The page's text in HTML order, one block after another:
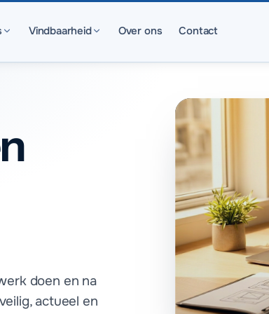
Vindbaarheid Over ons Contact
doen en na
actueel en